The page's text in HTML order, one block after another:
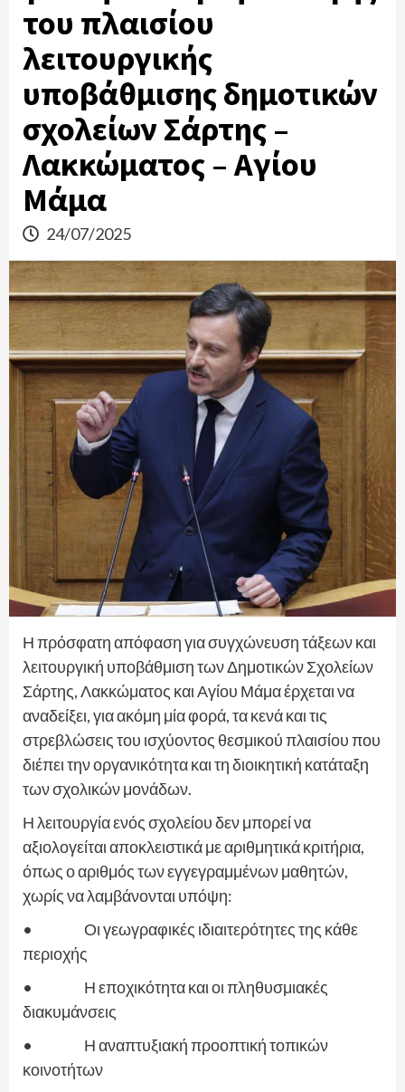
του πλαισίου
λειτουργικής
υποβάθμισης δημοτικών
σχολείων Σάρτης –
Λακκώματος – Αγίου
Μάμα
24/07/2025
Η πρόσφατη απόφαση για συγχώνευση τάξεων και
λειτουργική υποβάθμιση των Δημοτικών Σχολείων
Σάρτης, Λακκώματος και Αγίου Μάμα έρχεται να
αναδείξει, για ακόμη μία φορά, τα κενά και τις
στρεβλώσεις του ισχύοντος θεσμικού πλαισίου που
διέπει την οργανικότητα και τη διοικητική κατάταξη
των σχολικών μονάδων.
Η λειτουργία ενός σχολείου δεν μπορεί να
αξιολογείται αποκλειστικά με αριθμητικά κριτήρια,
όπως ο αριθμός των εγγεγραμμένων μαθητών,
χωρίς να λαμβάνονται υπόψη:
• Οι γεωγραφικές ιδιαιτερότητες της κάθε
περιοχής
• Η εποχικότητα και οι πληθυσμιακές
διακυμάνσεις
• Η αναπτυξιακή προοπτική τοπικών
κοινοτήτων